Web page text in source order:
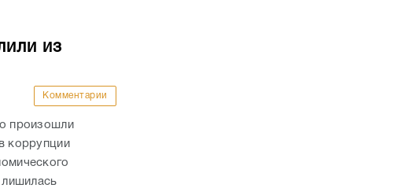
из
Комментарии
произошли
коррупции
лишилась